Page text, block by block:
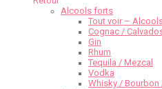
Alcools forts
Tout voir –
Cognac /
Gin
Rhum
Tequila / Mezcal
Vodka
Whisky / Bourbon